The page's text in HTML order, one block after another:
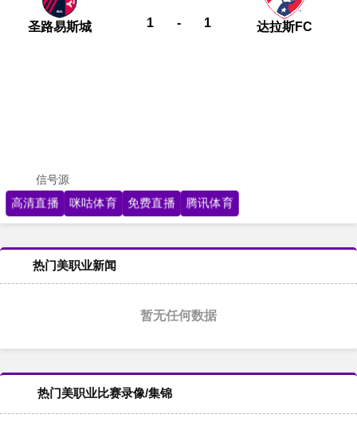
圣路易斯城 1 - 1 达拉斯FC
信号源
高清直播 咪咕体育 免费直播 腾讯体育
热门美职业新闻
暂无任何数据
热门美职业比赛录像/集锦